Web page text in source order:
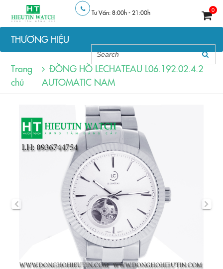
Tư Vấn: 8:00h - 21:00h 0
THƯƠNG HIỆU
Trang
chủ
ĐỒNG HỒ LECHATEAU L06.192.02.4.2
AUTOMATIC NAM